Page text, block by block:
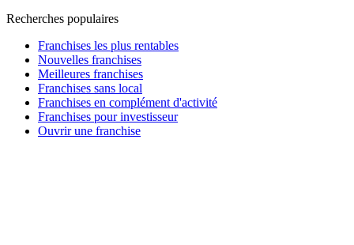
Recherches populaires
Franchises les plus rentables
Nouvelles franchises
Meilleures franchises
Franchises sans local
Franchises en complément d'activité
Franchises pour investisseur
Ouvrir une franchise